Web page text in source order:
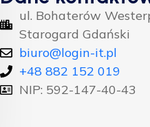
ul. Bohaterów
Starogard Gdański
biuro@login-it.pl
+48 882 152 019
NIP: 592-147-40-43